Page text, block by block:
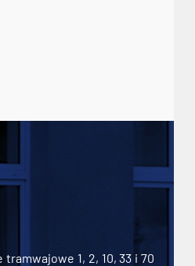
1, 2, 10, 33 i 70